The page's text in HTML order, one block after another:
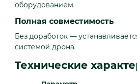
оборудованием.
Полная совместимость
Без доработок —
системой дрона.
Технические